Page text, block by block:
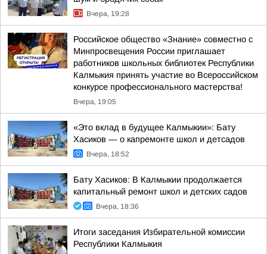
Вчера, 19:28
Российское общество «Знание» совместно с
Минпросвещения России приглашает
работников школьных библиотек Республики
Калмыкия принять участие во Всероссийском
конкурсе профессионального мастерства!
Вчера, 19:05
«Это вклад в будущее Калмыкии»: Бату
Хасиков — о капремонте школ и детсадов
Вчера, 18:52
Бату Хасиков: В Калмыкии продолжается
капитальный ремонт школ и детских садов
Вчера, 18:36
Итоги заседания Избирательной комиссии
Республики Калмыкия